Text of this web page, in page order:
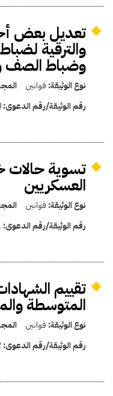
تعديل بعض
والترقية
وضباط الصف
نوع الوثيقة: قوانين
رقم الوثيقة/رقم الدعوى:
تسوية حالات
العسكريين
نوع الوثيقة: قوانين
رقم الوثيقة/رقم الدعوى:
تقييم
المتوسطة
نوع الوثيقة: قوانين
رقم الوثيقة/رقم الدعوى: